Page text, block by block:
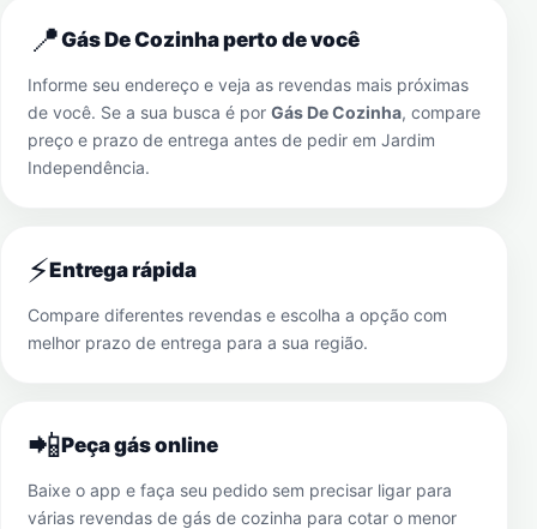
📍Gás De Cozinha perto de você
Informe seu endereço e veja as revendas mais próximas
de você. Se a sua busca é por Gás De Cozinha, compare
preço e prazo de entrega antes de pedir em Jardim
Independência.
⚡Entrega rápida
Compare diferentes revendas e escolha a opção com
melhor prazo de entrega para a sua região.
📲Peça gás online
Baixe o app e faça seu pedido sem precisar ligar para
várias revendas de gás de cozinha para cotar o menor